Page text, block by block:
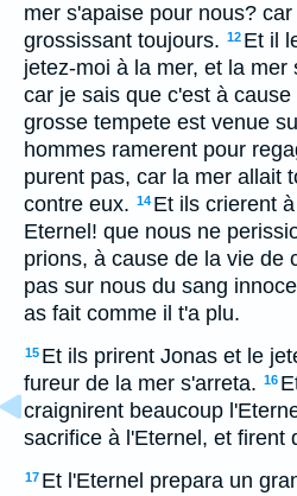
mer s'apaise pour nous?
grossissant toujours. 12 Et il
jetez-moi à la mer, et la mer
car je sais que c'est à
grosse tempete est venue
hommes ramerent pour
purent pas, car la mer allait
contre eux. 14 Et ils crierent
Eternel! que nous ne
prions, à cause de la vie de
pas sur nous du sang
as fait comme il t'a plu.
15 Et ils prirent Jonas et le
fureur de la mer s'arreta. 16
craignirent beaucoup
sacrifice à l'Eternel, et firent
17 Et l'Eternel prepara un